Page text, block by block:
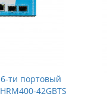
ти портовый
42GBTS